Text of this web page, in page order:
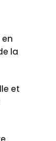
la
et